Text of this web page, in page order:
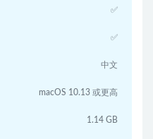
✅
✅
中文
macOS 10.13 或更高
1.14 GB